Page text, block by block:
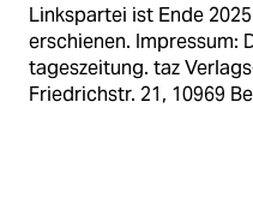
Linkspartei ist Ende
erschienen. Impressum:
tageszeitung. taz
Friedrichstr. 21, 10969